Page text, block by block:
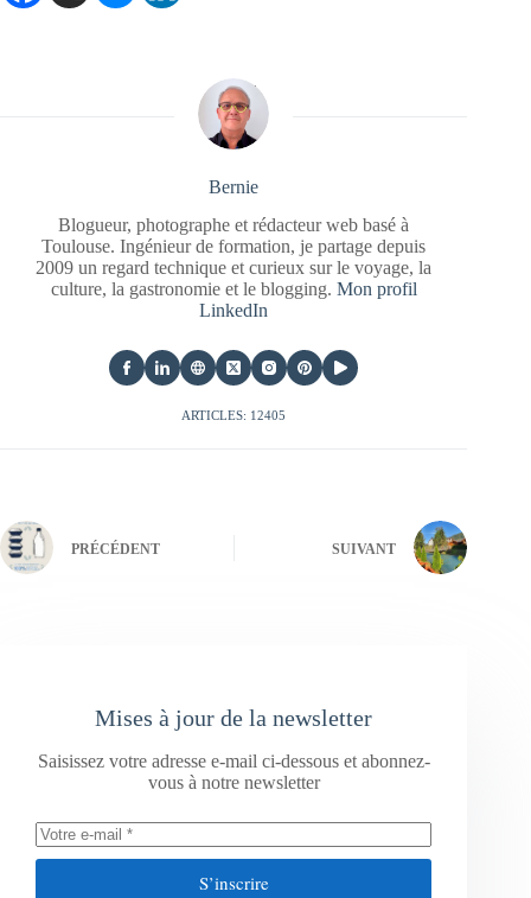
Bernie
Blogueur, photographe et rédacteur web basé à
Toulouse. Ingénieur de formation, je partage depuis
2009 un regard technique et curieux sur le voyage, la
culture, la gastronomie et le blogging. Mon profil
LinkedIn
ARTICLES: 12405
PRÉCÉDENT SUIVANT
Mises à jour de la newsletter
Saisissez votre adresse e-mail ci-dessous et abonnez-
vous à notre newsletter
S’inscrire